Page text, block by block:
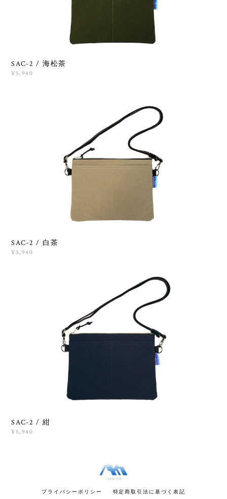
SAC-2 / 海松茶
¥5,940
SAC-2 / 白茶
¥5,940
SAC-2 / 紺
¥5,940
プライバシーポリシー 特定商取引法に基づく表記